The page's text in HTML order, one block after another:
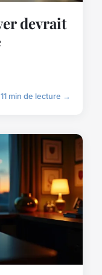
devrait
11 min de lecture →